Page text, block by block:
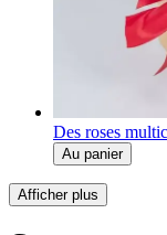
Des roses
Au panier
Afficher plus